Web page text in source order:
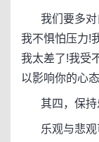
我们要多对
我不惧怕压力!
我太差了!我受
以影响你的心
其四，保持
乐观与悲观